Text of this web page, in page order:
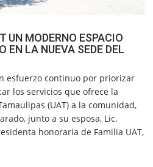
UN MODERNO ESPACIO
EN LA NUEVA SEDE DEL
esfuerzo continuo por priorizar
los servicios que ofrece la
(UAT) a la comunidad,
junto a su esposa, Lic.
honoraria de Familia UAT,